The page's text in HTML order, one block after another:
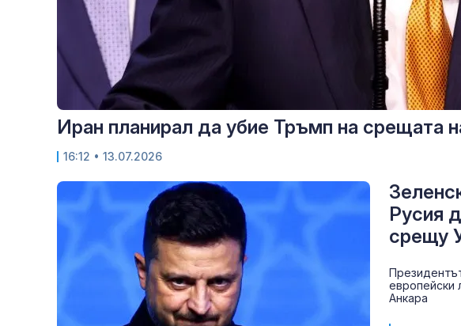
Иран планирал да убие Тръмп на срещата
16:12 • 13.07.2026
Русия
срещу
европейски
Анкара